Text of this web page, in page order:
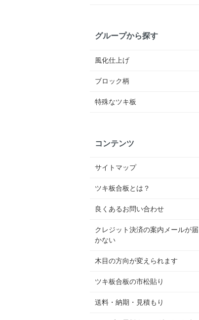
グループから探す
風化仕上げ
ブロック柄
特殊なツキ板
コンテンツ
サイトマップ
ツキ板合板とは？
良くあるお問い合わせ
クレジット決済の案内メールが届
かない
木目の方向が変えられます
ツキ板合板の市松貼り
送料・納期・見積もり